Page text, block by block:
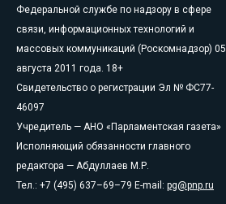
Федеральной службе по надзору в сфере
связи, информационных технологий и
массовых коммуникаций (Роскомнадзор) 05
августа 2011 года. 18+
Свидетельство о регистрации Эл № ФС77-
46097
Учредитель — АНО «Парламентская газета»
Исполняющий обязанности главного
редактора — Абдуллаев М.Р.
Тел.: +7 (495) 637–69–79 E-mail: pg@pnp.ru